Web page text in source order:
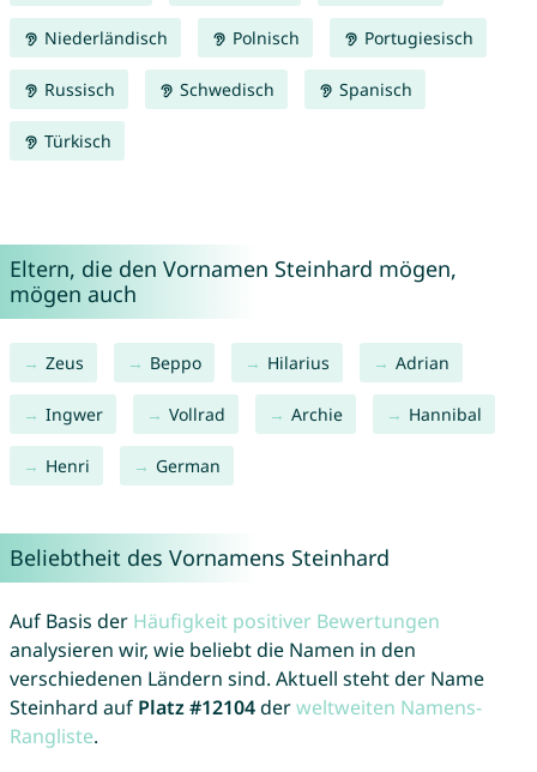
Niederländisch Polnisch Portugiesisch
Russisch Schwedisch Spanisch
Türkisch
Eltern, die den Vornamen Steinhard mögen,
mögen auch
Zeus Beppo Hilarius Adrian
Ingwer Vollrad Archie Hannibal
Henri German
Beliebtheit des Vornamens Steinhard
Auf Basis der Häufigkeit positiver Bewertungen
analysieren wir, wie beliebt die Namen in den
verschiedenen Ländern sind. Aktuell steht der Name
Steinhard auf Platz #12104derweltweiten Namens-
Rangliste.